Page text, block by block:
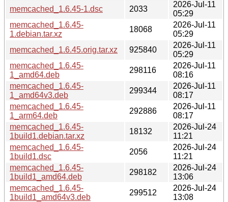
memcached_1.6.45-1.dsc
2033
2026-Jul-11
05:29
memcached_1.6.45-
1.debian.tar.xz
18068
2026-Jul-11
05:29
memcached_1.6.45.orig.tar.xz
925840
2026-Jul-11
05:29
memcached_1.6.45-
1_amd64.deb
298116
2026-Jul-11
08:16
memcached_1.6.45-
1_amd64v3.deb
299344
2026-Jul-11
08:17
memcached_1.6.45-
1_arm64.deb
292886
2026-Jul-11
08:17
memcached_1.6.45-
1build1.debian.tar.xz
18132
2026-Jul-24
11:21
memcached_1.6.45-
1build1.dsc
2056
2026-Jul-24
11:21
memcached_1.6.45-
1build1_amd64.deb
298182
2026-Jul-24
13:06
memcached_1.6.45-
1build1_amd64v3.deb
299512
2026-Jul-24
13:08